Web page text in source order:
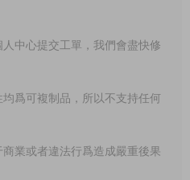
中心提交工單，我們會盡快修
爲可複制品，所以不支持任何
業或者違法行爲造成嚴重後果